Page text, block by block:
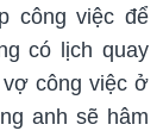
công việc để
có lịch quay
công việc ở
anh sẽ hâm